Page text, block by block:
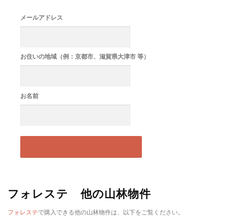
メールアドレス
お住いの地域（例：京都市、滋賀県大津市 等）
お名前
フォレステ 他の山林物件
フォレステで購入できる他の山林物件は、以下をご覧ください。